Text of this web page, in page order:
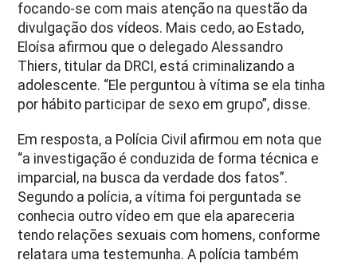
focando-se com mais atenção na questão da
divulgação dos vídeos. Mais cedo, ao Estado,
Eloísa afirmou que o delegado Alessandro
Thiers, titular da DRCI, está criminalizando a
adolescente. “Ele perguntou à vítima se ela tinha
por hábito participar de sexo em grupo”, disse.
Em resposta, a Polícia Civil afirmou em nota que
“a investigação é conduzida de forma técnica e
imparcial, na busca da verdade dos fatos”.
Segundo a polícia, a vítima foi perguntada se
conhecia outro vídeo em que ela apareceria
tendo relações sexuais com homens, conforme
relatara uma testemunha. A polícia também